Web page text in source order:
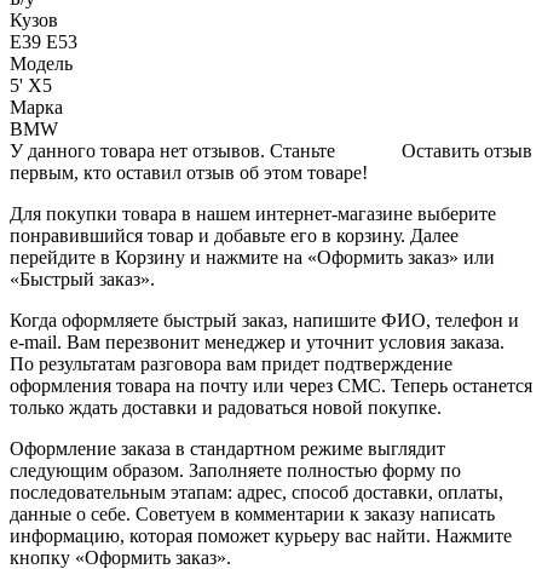
Кузов
E39 E53
Модель
5' X5
Марка
BMW
Оставить отзыв
У данного товара нет отзывов. Станьте
первым, кто оставил отзыв об этом товаре!
Для покупки товара в нашем интернет-магазине выберите
понравившийся товар и добавьте его в корзину. Далее
перейдите в Корзину и нажмите на «Оформить заказ» или
«Быстрый заказ».
Когда оформляете быстрый заказ, напишите ФИО, телефон и
e-mail. Вам перезвонит менеджер и уточнит условия заказа.
По результатам разговора вам придет подтверждение
оформления товара на почту или через СМС. Теперь останется
только ждать доставки и радоваться новой покупке.
Оформление заказа в стандартном режиме выглядит
следующим образом. Заполняете полностью форму по
последовательным этапам: адрес, способ доставки, оплаты,
данные о себе. Советуем в комментарии к заказу написать
информацию, которая поможет курьеру вас найти. Нажмите
кнопку «Оформить заказ».